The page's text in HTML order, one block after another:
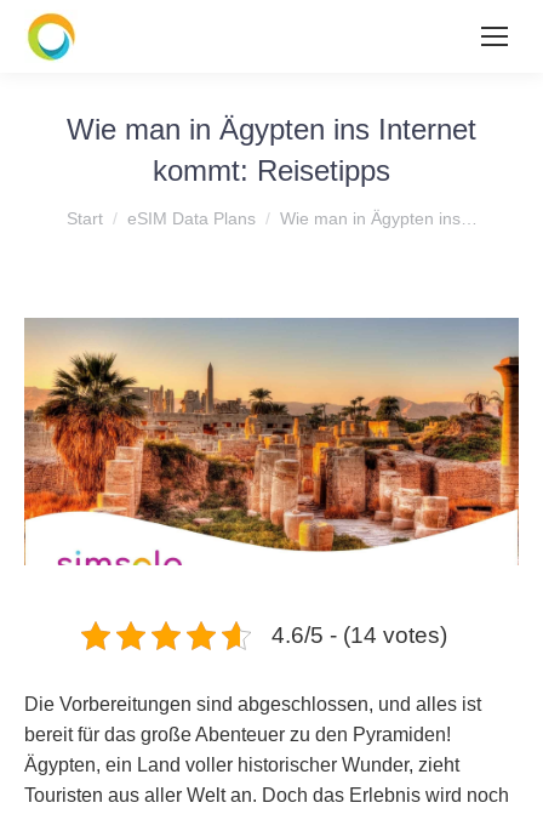
Wie man in Ägypten ins Internet
kommt: Reisetipps
Start eSIM Data Plans Wie man in Ägypten ins…
4.6/5 - (14 votes)
Die Vorbereitungen sind abgeschlossen, und alles ist
bereit für das große Abenteuer zu den Pyramiden!
Ägypten, ein Land voller historischer Wunder, zieht
Touristen aus aller Welt an. Doch das Erlebnis wird noch